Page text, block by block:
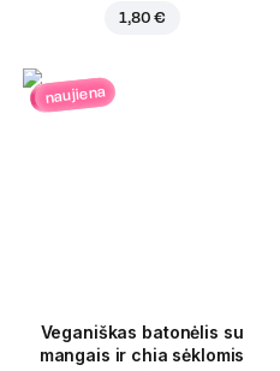
1,80 €
naujiena
Veganiškas batonėlis su
mangais ir chia sėklomis